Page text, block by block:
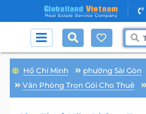
Hồ Chí Minh phường Sài Gòn
Văn Phòng Trọn Gói Cho Thuê